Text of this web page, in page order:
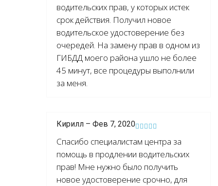
водительских прав, у которых истек
срок действия. Получил новое
водительское удостоверение без
очередей. На замену прав в одном из
ГИБДД моего района ушло не более
45 минут, все процедуры выполнили
за меня.
Кирилл – Фев 7, 2020
Спасибо специалистам центра за
помощь в продлении водительских
прав! Мне нужно было получить
новое удостоверение срочно, для